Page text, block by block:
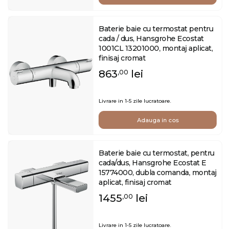
Baterie baie cu termostat pentru
cada / dus, Hansgrohe Ecostat
1001CL 13201000, montaj aplicat,
finisaj cromat
863,00 lei
Livrare in 1-5 zile lucratoare.
Adauga in cos
Baterie baie cu termostat, pentru
cada/dus, Hansgrohe Ecostat E
15774000, dubla comanda, montaj
aplicat, finisaj cromat
1455,00 lei
Livrare in 1-5 zile lucratoare.